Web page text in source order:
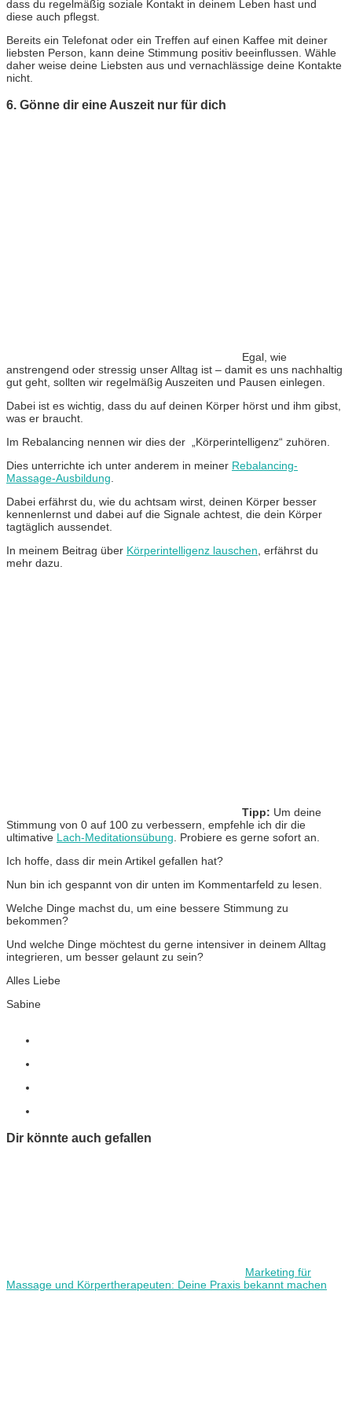
dass du regelmäßig soziale Kontakt in deinem Leben hast und
diese auch pflegst.
Bereits ein Telefonat oder ein Treffen auf einen Kaffee mit deiner
liebsten Person, kann deine Stimmung positiv beeinflussen. Wähle
daher weise deine Liebsten aus und vernachlässige deine Kontakte
nicht.
6. Gönne dir eine Auszeit nur für dich
Egal, wie
anstrengend oder stressig unser Alltag ist – damit es uns nachhaltig
gut geht, sollten wir regelmäßig Auszeiten und Pausen einlegen.
Dabei ist es wichtig, dass du auf deinen Körper hörst und ihm gibst,
was er braucht.
Im Rebalancing nennen wir dies der „Körperintelligenz“ zuhören.
Dies unterrichte ich unter anderem in meiner Rebalancing-
Massage-Ausbildung
Dabei erfährst du, wie du achtsam wirst, deinen Körper besser
kennenlernst und dabei auf die Signale achtest, die dein Körper
tagtäglich aussendet.
In meinem Beitrag über Körperintelligenz lauschen , erfährst du
mehr dazu.
Tipp: Um deine
Stimmung von 0 auf 100 zu verbessern, empfehle ich dir die
ultimative Lach-Meditationsübung . Probiere es gerne sofort an.
Ich hoffe, dass dir mein Artikel gefallen hat?
Nun bin ich gespannt von dir unten im Kommentarfeld zu lesen.
Welche Dinge machst du, um eine bessere Stimmung zu
bekommen?
Und welche Dinge möchtest du gerne intensiver in deinem Alltag
integrieren, um besser gelaunt zu sein?
Alles Liebe
Sabine
Dir könnte auch gefallen
Marketing für
Massage und Körpertherapeuten: Deine Praxis bekannt machen